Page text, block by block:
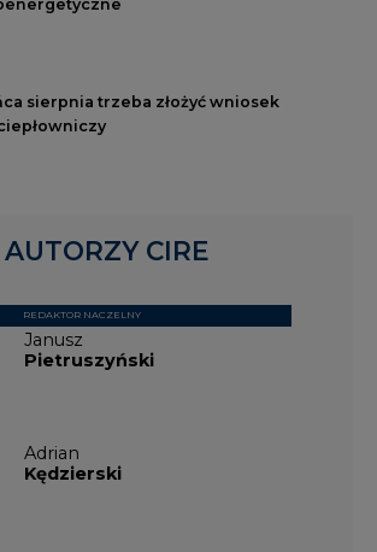
sierpnia trzeba złożyć wniosek
Janusz
Pietruszyński
REDAKTOR NACZELNY
Adrian
Kędzierski
AUTORZY CIRE